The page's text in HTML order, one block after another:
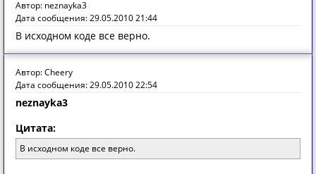
Автор: neznayka3
Дата сообщения: 29.05.2010 21:44
В исходном коде все верно.
Автор: Cheery
Дата сообщения: 29.05.2010 22:54
neznayka3
Цитата:
В исходном коде все верно.